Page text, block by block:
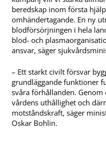
beredskap inom första
omhändertagande. En ny
blodförsörjningen i hela
blod- och
ansvar, säger
– Ett starkt civilt försvar
grundläggande funktioner
svåra förhållanden.
vårdens uthållighet och
motståndskraft, säger
Oskar Bohlin.